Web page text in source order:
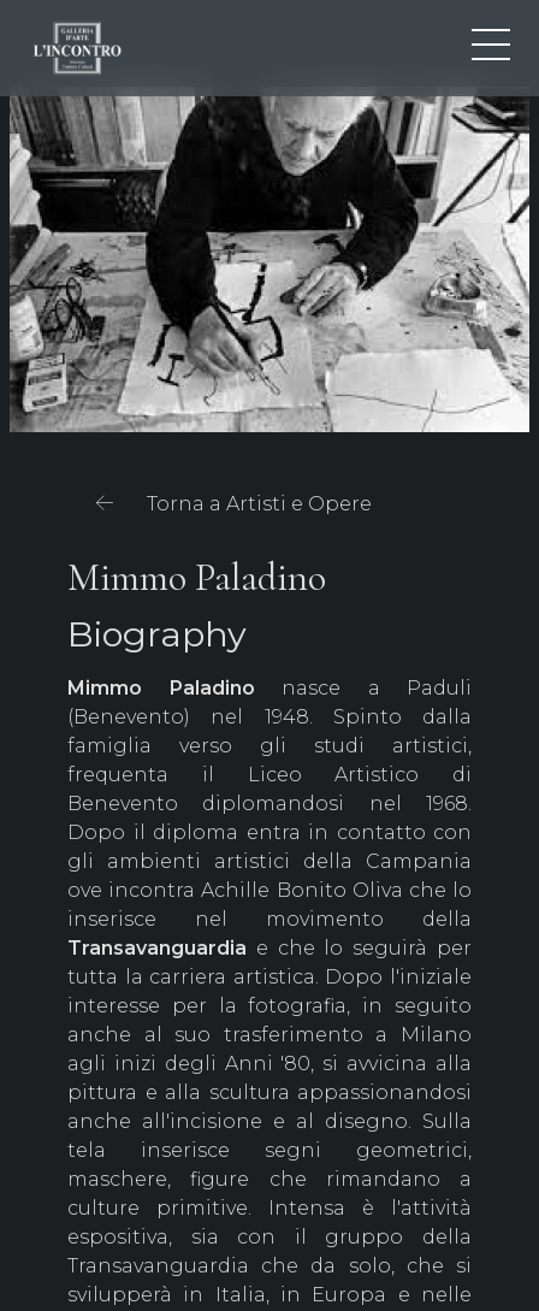
IT
EN
FR
CHI SIAMO
NEWS ED EVENTI
ARTISTI E OPERE
MOSTRE
CONTATTI
Torna a Artisti e Opere
Mimmo Paladino
Biography
Mimmo Paladino nasce a Paduli
(Benevento) nel 1948. Spinto dalla
famiglia verso gli studi artistici,
frequenta il Liceo Artistico di
Benevento diplomandosi nel 1968.
Dopo il diploma entra in contatto con
gli ambienti artistici della Campania
ove incontra Achille Bonito Oliva che lo
inserisce nel movimento della
Transavanguardia e che lo seguirà per
tutta la carriera artistica. Dopo l'iniziale
interesse per la fotografia, in seguito
anche al suo trasferimento a Milano
agli inizi degli Anni '80, si avvicina alla
pittura e alla scultura appassionandosi
anche all'incisione e al disegno. Sulla
tela inserisce segni geometrici,
maschere, figure che rimandano a
culture primitive. Intensa è l'attività
espositiva, sia con il gruppo della
Transavanguardia che da solo, che si
svilupperà in Italia, in Europa e nelle